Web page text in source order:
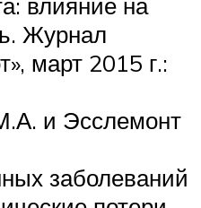
Журнал
март 2015 г.:
и Эсслемонт
заболеваний